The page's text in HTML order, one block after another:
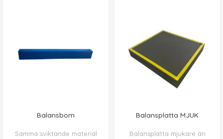
Balansbom
Samma sviktande material
Balansplatta MJUK
Balansplatta mjukare än